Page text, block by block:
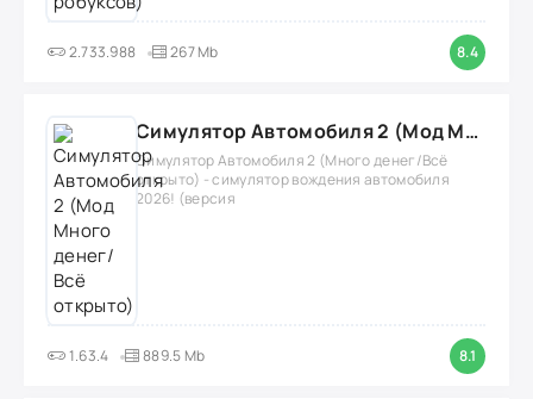
2.733.988 267 Mb 8.4
Симулятор Автомобиля 2 (Мод Много денег/Всё открыто)
Симулятор Автомобиля 2 (Много денег/Всё
открыто) - симулятор вождения автомобиля
2026! (версия
1.63.4 889.5 Mb 8.1